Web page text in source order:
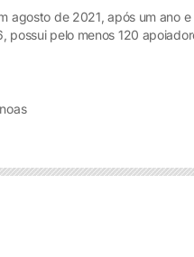
agosto de 2021, após um ano
possui pelo menos 120